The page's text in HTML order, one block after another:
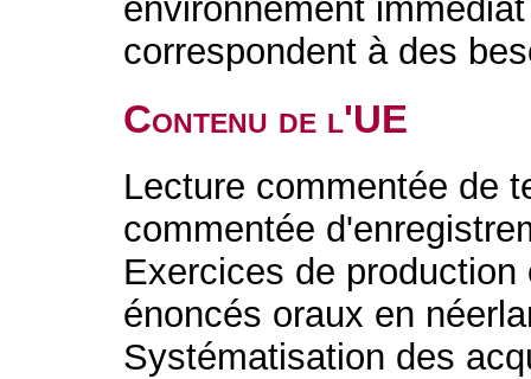
environnement
correspondent à des
Contenu de l'UE
Lecture commentée de
commentée
Exercices de
énoncés oraux en
Systématisation des